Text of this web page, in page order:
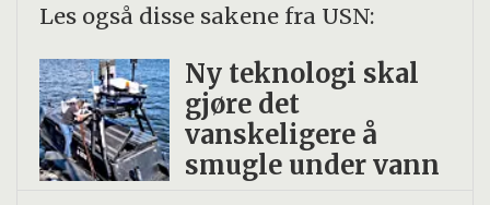
Les også disse sakene fra USN:
Ny teknologi skal
gjøre det
vanskeligere å
smugle under vann